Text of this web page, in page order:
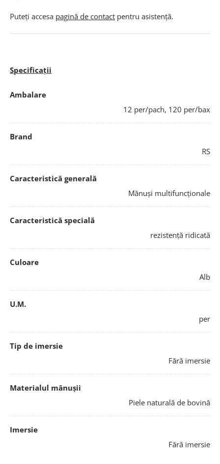
Puteți accesa pagină de contact pentru asistență.
Specificații
Ambalare
12 per/pach, 120 per/bax
Brand
RS
Caracteristică generală
Mănuși multifuncționale
Caracteristică specială
rezistență ridicată
Culoare
Alb
U.M.
per
Tip de imersie
Fără imersie
Materialul mânușii
Piele naturală de bovină
Imersie
Fără imersie